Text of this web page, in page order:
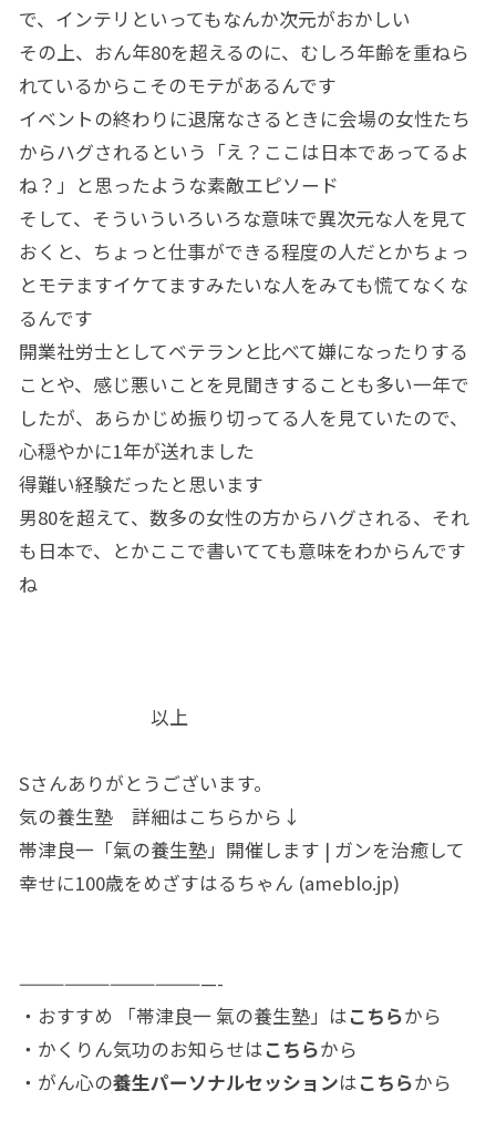
で、インテリといってもなんか次元がおかしい
その上、おん年80を超えるのに、むしろ年齢を重ねら
れているからこそのモテがあるんです
イベントの終わりに退席なさるときに会場の女性たち
からハグされるという「え？ここは日本であってるよ
ね？」と思ったような素敵エピソード
そして、そういういろいろな意味で異次元な人を見て
おくと、ちょっと仕事ができる程度の人だとかちょっ
とモテますイケてますみたいな人をみても慌てなくな
るんです
開業社労士としてベテランと比べて嫌になったりする
ことや、感じ悪いことを見聞きすることも多い一年で
したが、あらかじめ振り切ってる人を見ていたので、
心穏やかに1年が送れました
得難い経験だったと思います
男80を超えて、数多の女性の方からハグされる、それ
も日本で、とかここで書いてても意味をわからんです
ね
以上
Sさんありがとうございます。
気の養生塾 詳細はこちらから↓
帯津良一「氣の養生塾」開催します | ガンを治癒して
幸せに100歳をめざすはるちゃん (ameblo.jp)
—————————————-
・おすすめ 「帯津良一 氣の養生塾」はこちらから
・かくりん気功のお知らせはこちらから
・がん心の養生パーソナルセッションはこちらから